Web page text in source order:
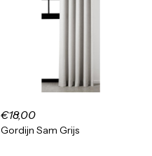
€18,00
Gordijn Sam Grijs